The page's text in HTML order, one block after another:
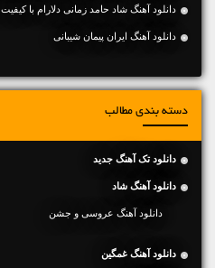
دانلود آهنگ شاد حامد زمانی دلارام با کیفیت 128 و 320
دانلود آهنگ ایران پیمان شیبانی
دسته بندی مطالب
دانلود تک آهنگ جدید
دانلود آهنگ شاد
دانلود آهنگ عروسی و جشن
دانلود آهنگ غمگین